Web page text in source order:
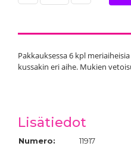
Pakkauksessa 6 kpl
kussakin eri aihe. Mukien
Lisätiedot
Numero:
11917